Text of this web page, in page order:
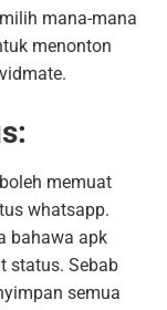
mana-mana
menonton
memuat
whatsapp.
bahawa apk
status. Sebab
semua